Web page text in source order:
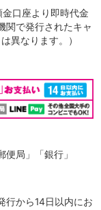
口座より即時代金
関で発行されたキャ
異なります。）
局」「銀行」
行から14日以内にお